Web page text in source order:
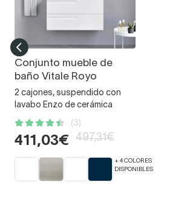
Conjunto mueble de
baño Vitale Royo
2 cajones, suspendido con
lavabo Enzo de cerámica
(3)
411,03€ 497,31€
+ 4 COLORES
DISPONIBLES